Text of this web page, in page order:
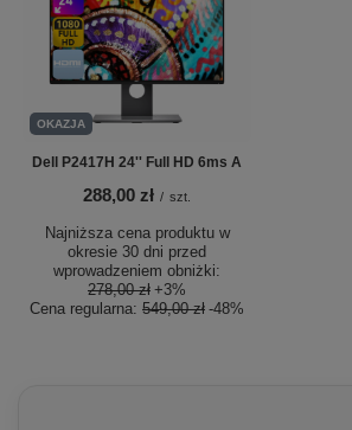
OKAZJA
Dell P2417H 24'' Full HD 6ms A
288,00 zł / szt.
Najniższa cena produktu w
okresie 30 dni przed
wprowadzeniem obniżki:
278,00 zł +3%
Cena regularna: 549,00 zł -48%